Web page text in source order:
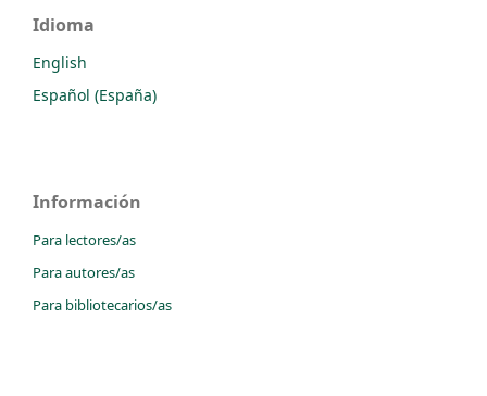
Idioma
English
Español (España)
Información
Para lectores/as
Para autores/as
Para bibliotecarios/as